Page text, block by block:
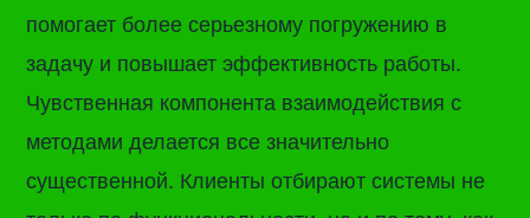
помогает более серьезному погружению в
задачу и повышает эффективность работы.
Чувственная компонента взаимодействия с
методами делается все значительно
существенной. Клиенты отбирают системы не